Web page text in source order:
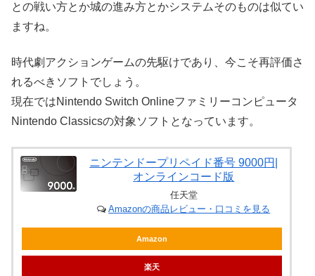
との戦い方とか城の進み方とかシステムそのものは似てい
ますね。
時代劇アクションゲームの先駆けであり、今こそ再評価さ
れるべきソフトでしょう。
現在ではNintendo Switch Onlineファミリーコンピュータ
Nintendo Classicsの対象ソフトとなっています。
ニンテンドープリペイド番号 9000円|
オンラインコード版
任天堂
Amazonの商品レビュー・口コミを見る
Amazon
楽天